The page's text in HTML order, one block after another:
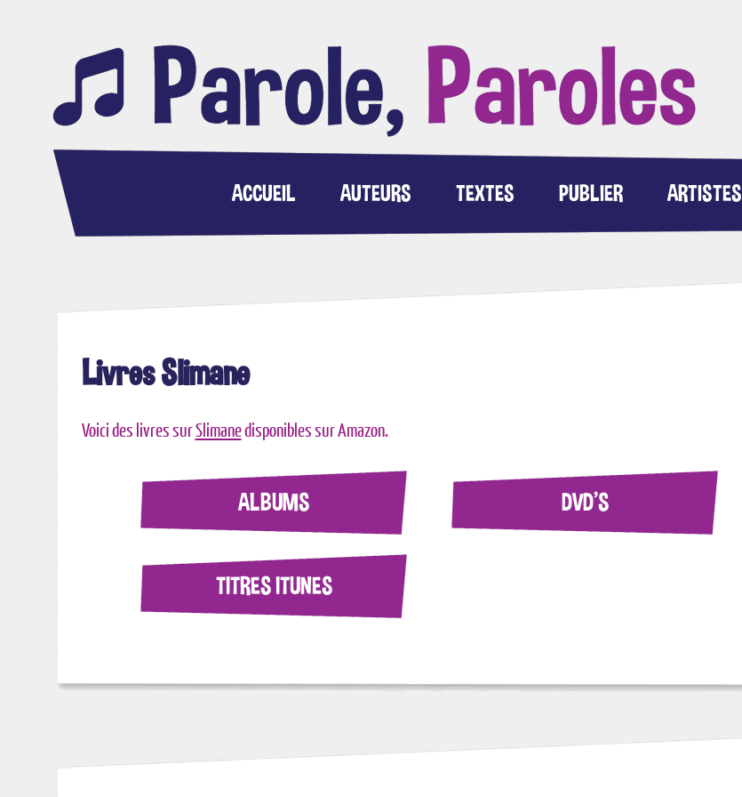
ACCUEIL AUTEURS TEXTES PUBLIER ARTISTES
Livres Slimane
Voici des livres surSlimanedisponibles sur Amazon.
ALBUMS DVD'S
TITRES ITUNES